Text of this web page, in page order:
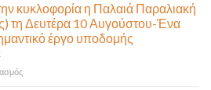
κυκλοφορία η Παλαιά Παραλιακή
τη Δευτέρα 10 Αυγούστου-Ένα
έργο υποδομής
στο